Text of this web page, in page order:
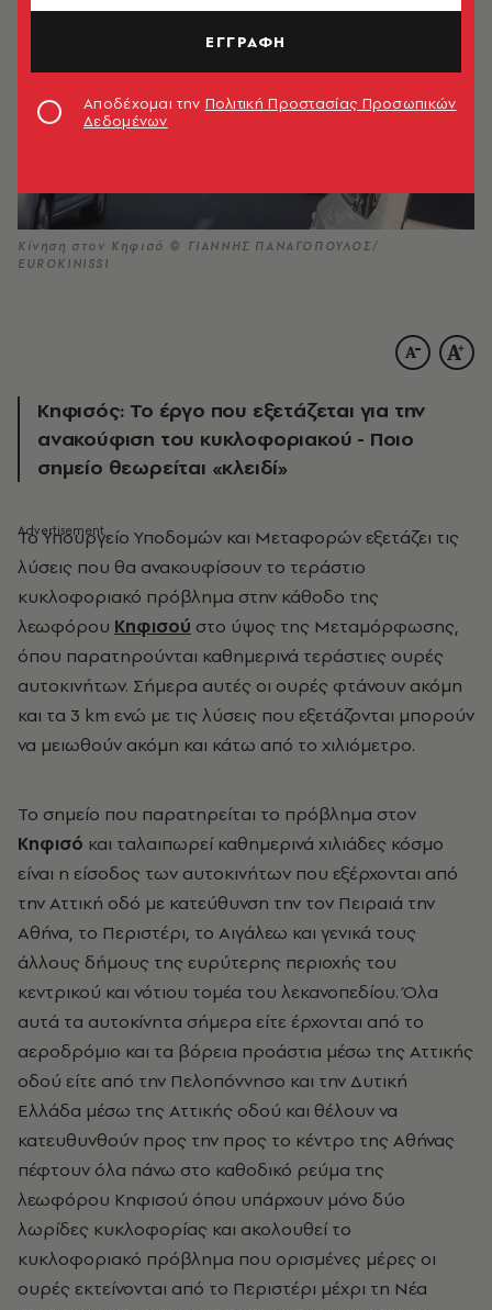
Κίνηση στον Κηφισό © ΓΙΑΝΝΗΣ ΠΑΝΑΓΟΠΟΥΛΟΣ/
EUROKINISSI
Κηφισός: Το έργο που εξετάζεται για την
ανακούφιση του κυκλοφοριακού - Ποιο
σημείο θεωρείται «κλειδί»
Το Υπουργείο Υποδομών και Μεταφορών εξετάζει τις
λύσεις που θα ανακουφίσουν το τεράστιο
κυκλοφοριακό πρόβλημα στην κάθοδο της
λεωφόρου Κηφισού στο ύψος της Μεταμόρφωσης,
όπου παρατηρούνται καθημερινά τεράστιες ουρές
αυτοκινήτων. Σήμερα αυτές οι ουρές φτάνουν ακόμη
και τα 3 km ενώ με τις λύσεις που εξετάζονται μπορούν
να μειωθούν ακόμη και κάτω από το χιλιόμετρο.
Το σημείο που παρατηρείται το πρόβλημα στον
Κηφισό και ταλαιπωρεί καθημερινά χιλιάδες κόσμο
είναι η είσοδος των αυτοκινήτων που εξέρχονται από
την Αττική οδό με κατεύθυνση την τον Πειραιά την
Αθήνα, το Περιστέρι, το Αιγάλεω και γενικά τους
άλλους δήμους της ευρύτερης περιοχής του
κεντρικού και νότιου τομέα του λεκανοπεδίου. Όλα
αυτά τα αυτοκίνητα σήμερα είτε έρχονται από το
αεροδρόμιο και τα βόρεια προάστια μέσω της Αττικής
οδού είτε από την Πελοπόννησο και την Δυτική
Ελλάδα μέσω της Αττικής οδού και θέλουν να
κατευθυνθούν προς την προς το κέντρο της Αθήνας
πέφτουν όλα πάνω στο καθοδικό ρεύμα της
λεωφόρου Κηφισού όπου υπάρχουν μόνο δύο
λωρίδες κυκλοφορίας και ακολουθεί το
κυκλοφοριακό πρόβλημα που ορισμένες μέρες οι
ουρές εκτείνονται από το Περιστέρι μέχρι τη Νέα
ΕΓΓΡΑΦΗ
Αποδέχομαι την Πολιτική Προστασίας Προσωπικών
Δεδομένων